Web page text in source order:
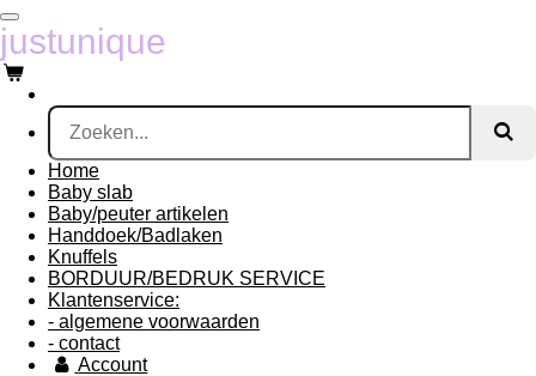
Ga
direct
naar
de
hoofdinhoud
justunique
Home
Baby slab
Baby/peuter artikelen
Handdoek/Badlaken
Knuffels
BORDUUR/BEDRUK SERVICE
Klantenservice:
- algemene voorwaarden
- contact
Account